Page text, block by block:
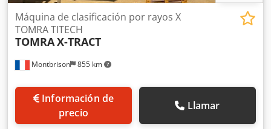
Montbrison 855 km
Máquina de clasificación por rayos X
TOMRA TITECH
TOMRAX-TRACT
Información de
precio
Llamar